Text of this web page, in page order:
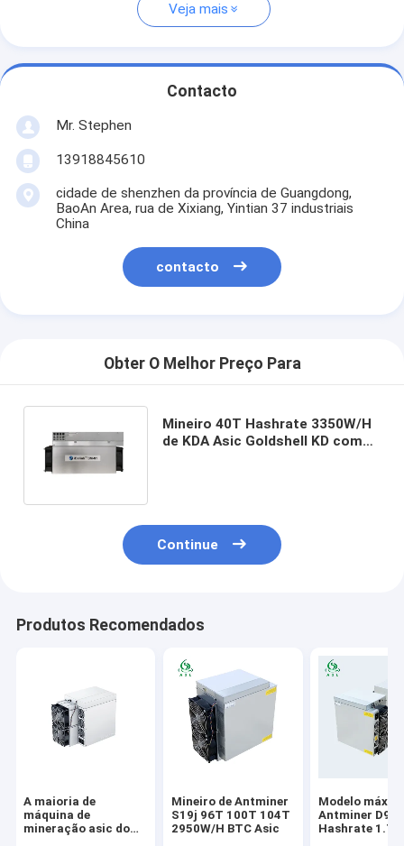
Veja mais
Contacto
Mr. Stephen
13918845610
cidade de shenzhen da província de Guangdong,
BaoAn Area, rua de Xixiang, Yintian 37 industriais
China
contacto
Obter O Melhor Preço Para
Mineiro 40T Hashrate 3350W/H
de KDA Asic Goldshell KD com
Continue
Produtos Recomendados
A maioria de
máquina de
mineração asic do
Mineiro de Antminer
S19j 96T 100T 104T
2950W/H BTC Asic
Modelo
Antminer D9
Hashrate